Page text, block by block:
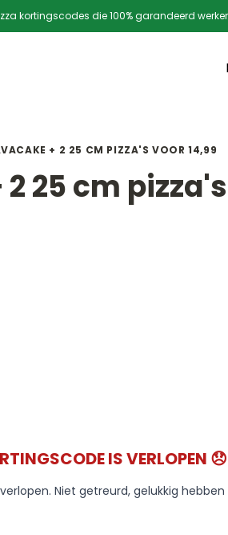
kortingscodes die 100% garandeerd
+ 2 25 CM PIZZA'S VOOR 14,99
25 cm
IS VERLOPEN 😞
Niet getreurd, gelukkig